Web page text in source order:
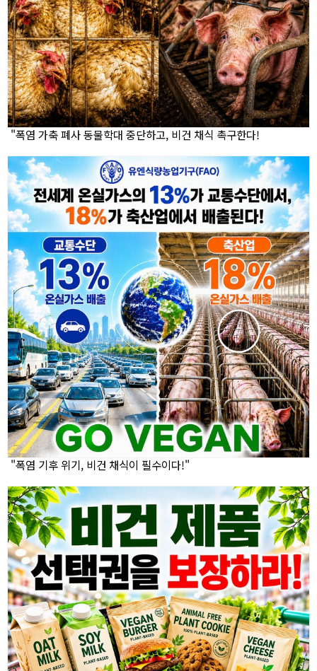
"폭염 가축 폐사 동물학대 중단하고, 비건 채식 촉구한다!
"폭염 기후 위기, 비건 채식이 필수이다!"